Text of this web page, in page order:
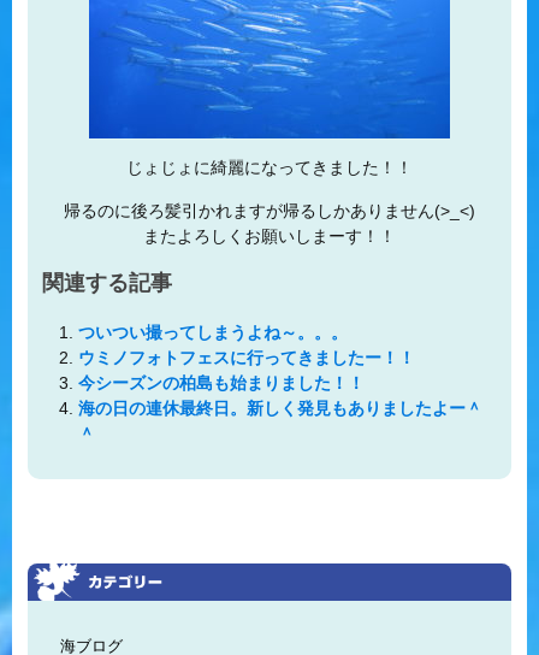
じょじょに綺麗になってきました！！
帰るのに後ろ髪引かれますが帰るしかありません(>_<)
またよろしくお願いしまーす！！
関連する記事
ついつい撮ってしまうよね～。。。
ウミノフォトフェスに行ってきましたー！！
今シーズンの柏島も始まりました！！
海の日の連休最終日。新しく発見もありましたよー＾
＾
海ブログ